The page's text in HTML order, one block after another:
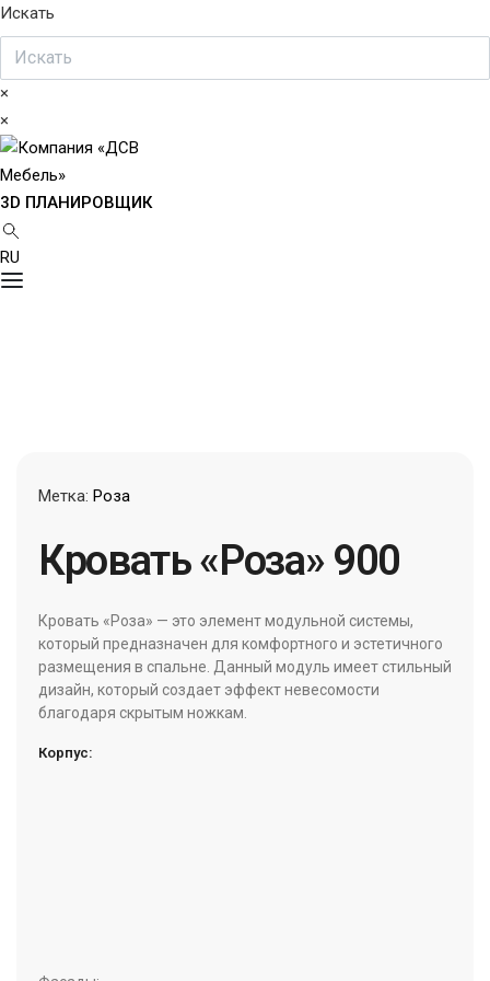
Искать
×
×
3D ПЛАНИРОВЩИК
RU
Кровать «Роза» 900
Кровать «Роза» — это элемент модульной системы,
который предназначен для комфортного и эстетичного
размещения в спальне. Данный модуль имеет стильный
дизайн, который создает эффект невесомости
благодаря скрытым ножкам.
Корпус:
Метка: Роза